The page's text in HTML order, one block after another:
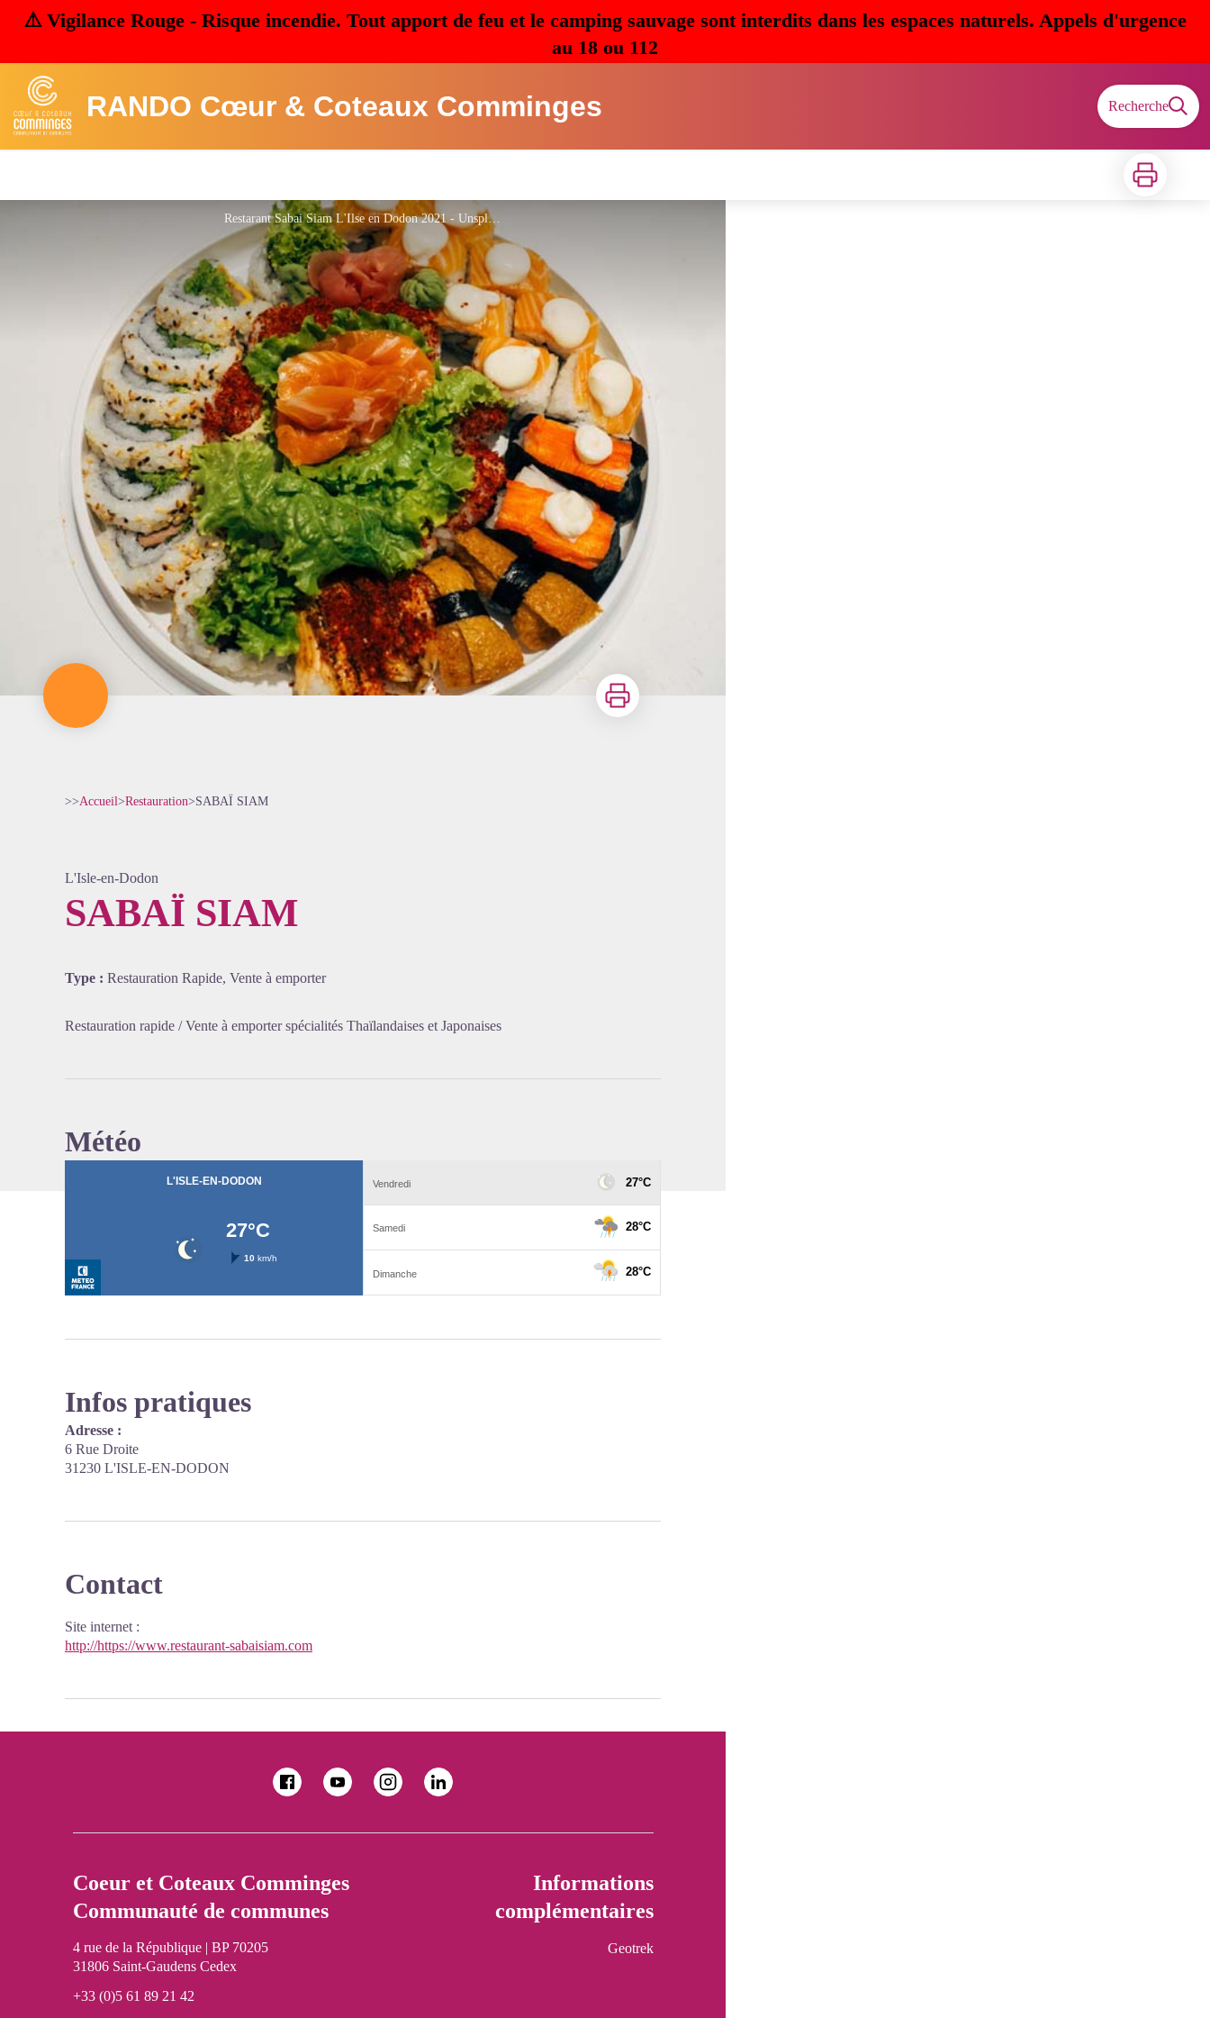
⚠️ Vigilance Rouge - Risque incendie. Tout apport de feu et le camping sauvage sont interdits dans les espaces naturels. Appels d'urgence
au 18 ou 112
RANDO Cœur & Coteaux Comminges Recherche
Imprimer
Restarant Sabai Siam L'Ilse en Dodon 2021 - Unsplash
Imprimer
>>Accueil>Restauration>SABAÏ SIAM
L'Isle-en-Dodon
SABAÏ SIAM
Type : Restauration Rapide, Vente à emporter
Restauration rapide / Vente à emporter spécialités Thaïlandaises et Japonaises
Météo
Infos pratiques
Adresse :
6 Rue Droite
31230 L'ISLE-EN-DODON
Contact
Site internet :
http://https://www.restaurant-sabaisiam.com
Coeur et Coteaux Comminges
Communauté de communes
4 rue de la République | BP 70205
31806 Saint-Gaudens Cedex
+33 (0)5 61 89 21 42
Informations
complémentaires
Geotrek